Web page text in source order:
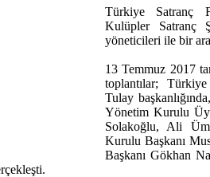
Türkiye Satranç
Kulüpler Satranç
yöneticileri ile bir
13 Temmuz 2017
toplantılar;
Tulay
Yönetim Kurulu
Solakoğlu, Ali
Kurulu Başkanı
Başkanı Gökhan